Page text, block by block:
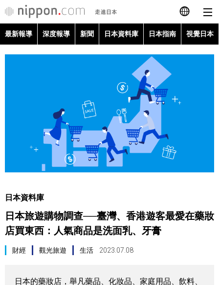
日本語
English
简体字
Español
العربية
視覺日本
最新報導 深度報導 新聞 日本資料庫 日本指南 視覺日本
日本資料庫
日本旅遊購物調查──臺灣、香港遊客最愛在藥妝
店買東西：人氣商品是洗面乳、牙膏
財經 觀光旅遊 生活 2023.07.08
日本的藥妝店，舉凡藥品、化妝品、家庭用品、飲料、